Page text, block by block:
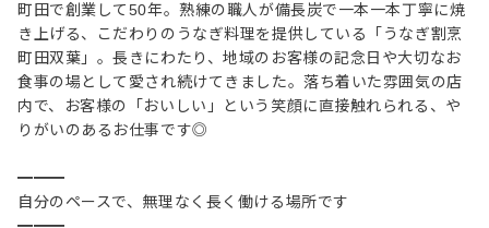
町田で創業して50年。熟練の職人が備長炭で一本一本丁寧に焼
き上げる、こだわりのうなぎ料理を提供している「うなぎ割烹
町田双葉」。長きにわたり、地域のお客様の記念日や大切なお
食事の場として愛され続けてきました。落ち着いた雰囲気の店
内で、お客様の「おいしい」という笑顔に直接触れられる、や
りがいのあるお仕事です◎
━━━
自分のペースで、無理なく長く働ける場所です